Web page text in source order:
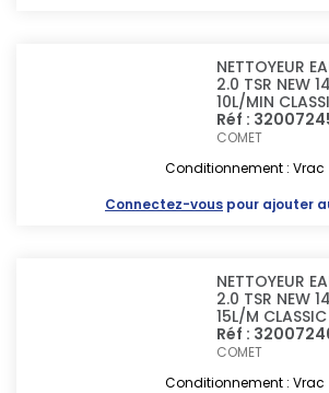
NETTOYEUR
2.0 TSR NEW
10L/MIN
Réf :
COMET
Conditionnement : Vrac
Connectez-vous pour ajouter
NETTOYEUR
2.0 TSR NEW
15L/M
Réf :
COMET
Conditionnement : Vrac